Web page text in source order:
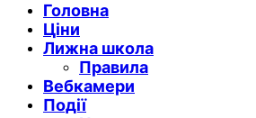
Головна
Ціни
Лижна школа
Правила
Вебкамери
Події